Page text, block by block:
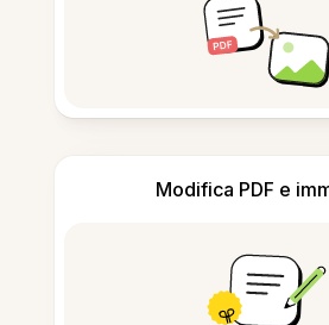
Modifica PDF e